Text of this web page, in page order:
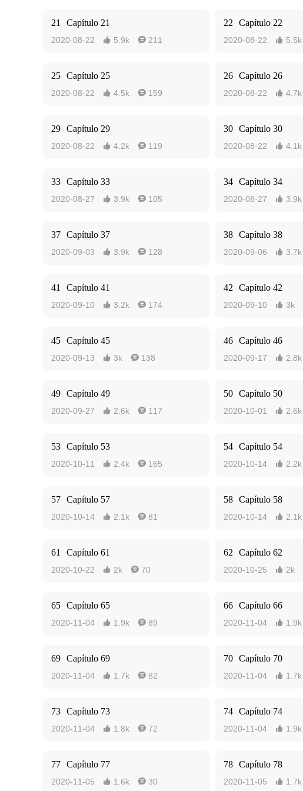
21 Capítulo 21
2020-08-22  5.9k  211
22 Capítulo 22
2020-08-22  5.5k
25 Capítulo 25
2020-08-22  4.5k  159
26 Capítulo 26
2020-08-22  4.7k
29 Capítulo 29
2020-08-22  4.2k  119
30 Capítulo 30
2020-08-22  4.1k
33 Capítulo 33
2020-08-27  3.9k  105
34 Capítulo 34
2020-08-27  3.9k
37 Capítulo 37
2020-09-03  3.9k  128
38 Capítulo 38
2020-09-06  3.7k
41 Capítulo 41
2020-09-10  3.2k  174
42 Capítulo 42
2020-09-10  3k
45 Capítulo 45
2020-09-13  3k  138
46 Capítulo 46
2020-09-17  2.8k
49 Capítulo 49
2020-09-27  2.6k  117
50 Capítulo 50
2020-10-01  2.6k
53 Capítulo 53
2020-10-11  2.4k  165
54 Capítulo 54
2020-10-14  2.2k
57 Capítulo 57
2020-10-14  2.1k  81
58 Capítulo 58
2020-10-14  2.1k
61 Capítulo 61
2020-10-22  2k  70
62 Capítulo 62
2020-10-25  2k
65 Capítulo 65
2020-11-04  1.9k  89
66 Capítulo 66
2020-11-04  1.9k
69 Capítulo 69
2020-11-04  1.7k  82
70 Capítulo 70
2020-11-04  1.7k
73 Capítulo 73
2020-11-04  1.8k  72
74 Capítulo 74
2020-11-04  1.9k
77 Capítulo 77
2020-11-05  1.6k  30
78 Capítulo 78
2020-11-05  1.7k